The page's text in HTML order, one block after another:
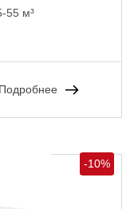
55 м³
Подробнее
-10%